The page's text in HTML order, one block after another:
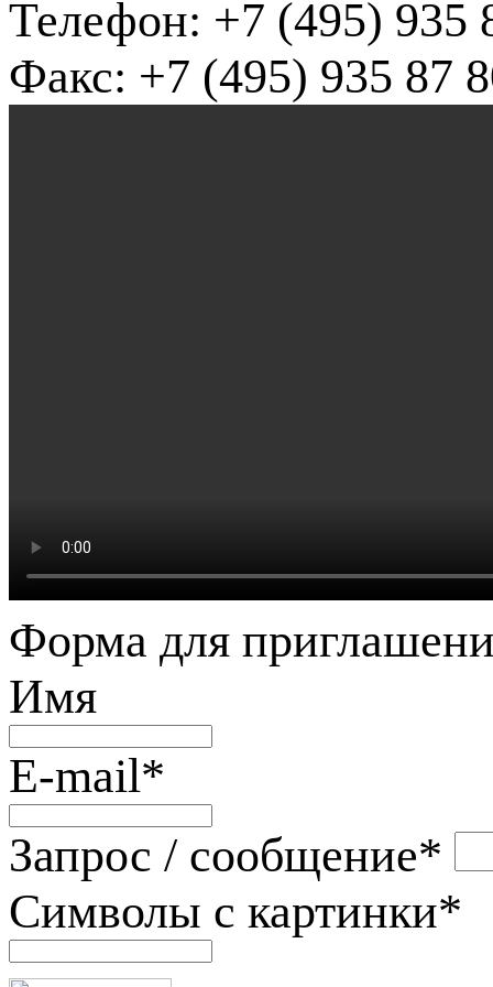
Телефон: +7 (495) 935
Факс: +7 (495) 935 87
Форма для
Имя
E-mail*
Запрос / сообщение*
Символы с картинки*